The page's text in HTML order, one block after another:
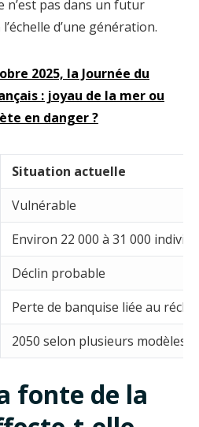
n’est pas dans un futur
d’une génération.
2025, la Journée du
: joyau de la mer ou
en danger ?
Situation actuelle
Vulnérable
Environ 22 000 à 31 000
Déclin probable
Perte de banquise liée au
2050 selon plusieurs modèles
fonte de la